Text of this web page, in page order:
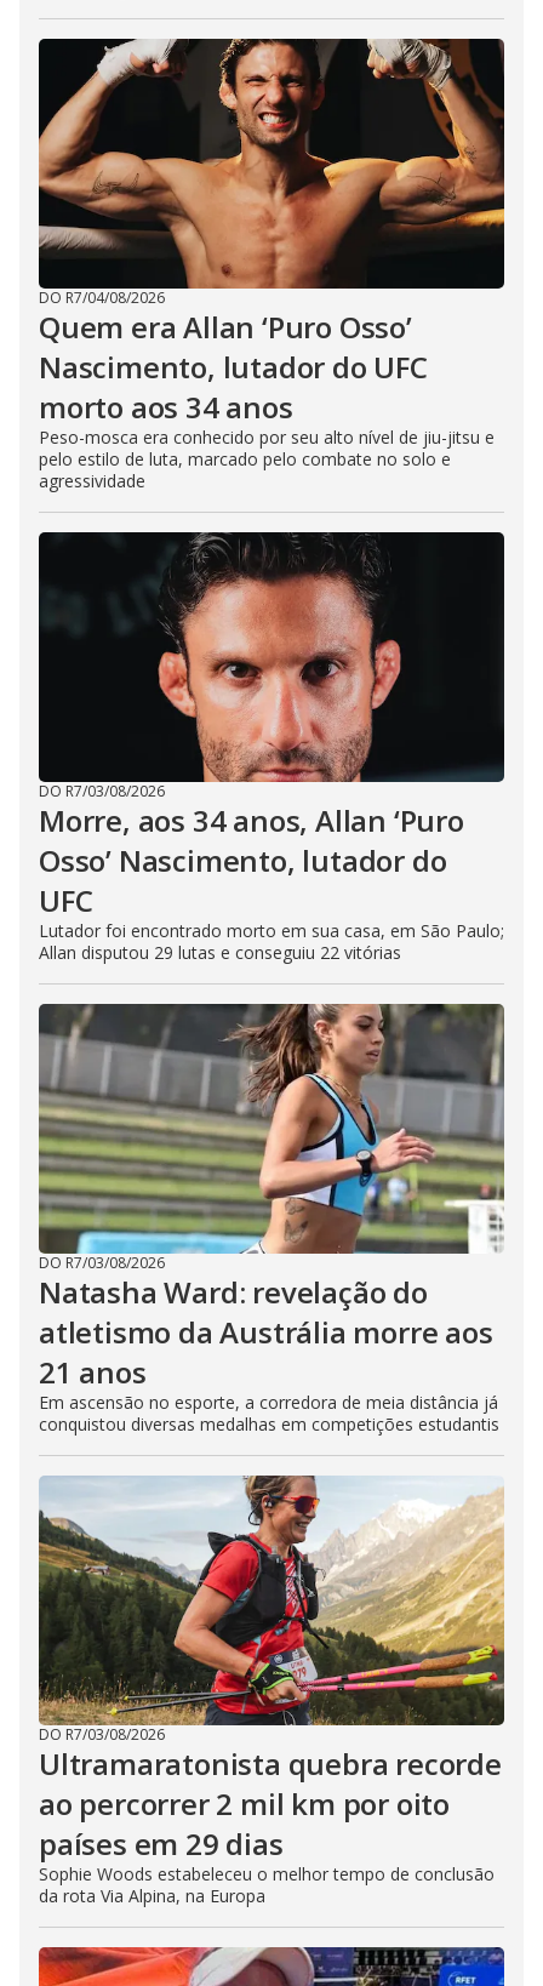
DO R7/04/08/2026
Quem era Allan ‘Puro Osso’
Nascimento, lutador do UFC
morto aos 34 anos
Peso-mosca era conhecido por seu alto nível de jiu-jitsu e
pelo estilo de luta, marcado pelo combate no solo e
agressividade
DO R7/03/08/2026
Morre, aos 34 anos, Allan ‘Puro
Osso’ Nascimento, lutador do
UFC
Lutador foi encontrado morto em sua casa, em São Paulo;
Allan disputou 29 lutas e conseguiu 22 vitórias
DO R7/03/08/2026
Natasha Ward: revelação do
atletismo da Austrália morre aos
21 anos
Em ascensão no esporte, a corredora de meia distância já
conquistou diversas medalhas em competições estudantis
DO R7/03/08/2026
Ultramaratonista quebra recorde
ao percorrer 2 mil km por oito
países em 29 dias
Sophie Woods estabeleceu o melhor tempo de conclusão
da rota Via Alpina, na Europa